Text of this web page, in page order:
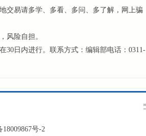
易请多学、多看、多问、多了解，网上骗
风险自担。
日内进行。联系方式：编辑部电话：0311-
18009867号-2